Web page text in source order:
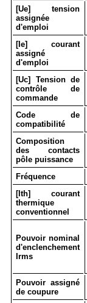
[Ue] tension
assignée
d'emploi
[Ie] courant
assigné
d'emploi
[Uc] Tension de
contrôle de
commande
Code de
compatibilité
Composition
des contacts
pôle puissance
Fréquence
[Ith] courant
thermique
conventionnel
Pouvoir nominal
d'enclenchement
Irms
Pouvoir assigné
de coupure